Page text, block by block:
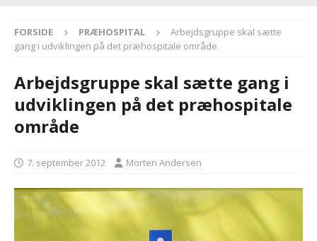
FORSIDE PRÆHOSPITAL
Arbejdsgruppe skal sætte
gang i udviklingen på det præhospitale område
Arbejdsgruppe skal sætte gang i
udviklingen på det præhospitale
område
7. september 2012 Morten Andersen